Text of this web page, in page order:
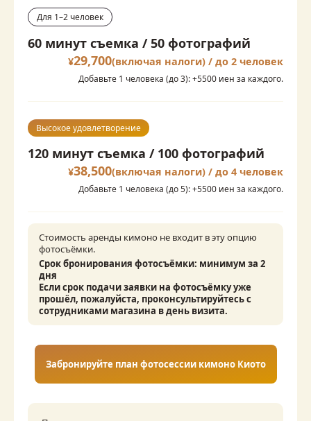
Для 1–2 человек
60 минут съемка / 50 фотографий
¥29,700(включая налоги) / до 2 человек
Добавьте 1 человека (до 3): +5500 иен за каждого.
Высокое удовлетворение
120 минут съемка / 100 фотографий
¥38,500(включая налоги) / до 4 человек
Добавьте 1 человека (до 5): +5500 иен за каждого.
Стоимость аренды кимоно не входит в эту опцию
фотосъёмки.
Срок бронирования фотосъёмки: минимум за 2
дня
Если срок подачи заявки на фотосъёмку уже
прошёл, пожалуйста, проконсультируйтесь с
сотрудниками магазина в день визита.
Забронируйте план фотосессии кимоно Киото